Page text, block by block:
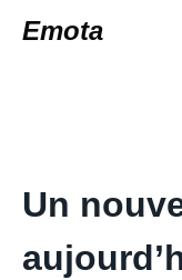
Emota
Un